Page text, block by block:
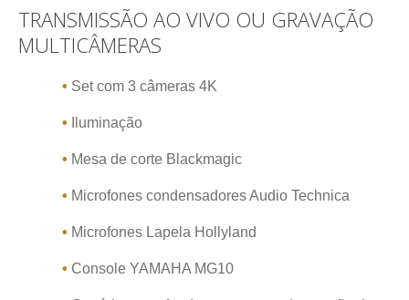
TRANSMISSÃO AO VIVO OU GRAVAÇÃO
MULTICÂMERAS
• Set com 3 câmeras 4K
• Iluminação
• Mesa de corte Blackmagic
• Microfones condensadores Audio Technica
• Microfones Lapela Hollyland
• Console YAMAHA MG10